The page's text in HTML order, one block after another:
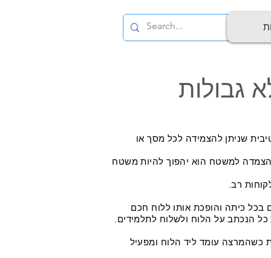
גבולות
שניתן להצמידה לכל מסך או
הצמדה למשטח הוא יהפוך להיות משטח
רב.
כיתה והופכת אותו ללוח חכם
הנכתב על הלוח ולשלוח לתלמידים.
כשהמרצה עומד ליד הלוח ומפעיל